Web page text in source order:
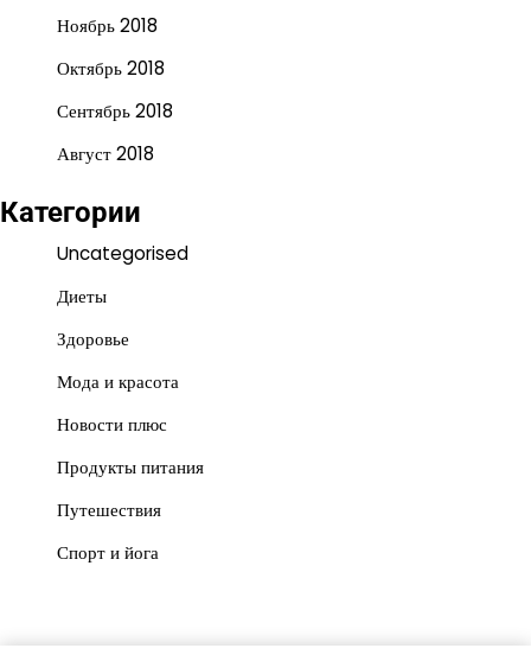
Ноябрь 2018
Октябрь 2018
Сентябрь 2018
Август 2018
Категории
Uncategorised
Диеты
Здоровье
Мода и красота
Новости плюс
Продукты питания
Путешествия
Спорт и йога